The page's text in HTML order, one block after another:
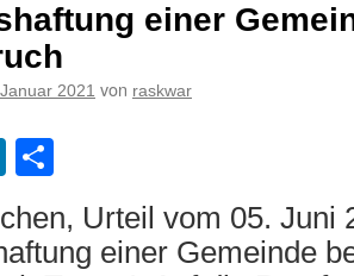
einer
2021 von raskwar
LinkedIn
Urteil vom 05. Juni
einer Gemeinde